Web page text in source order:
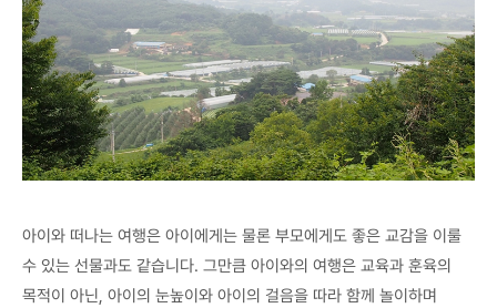
아이와 떠나는 여행은 아이에게는 물론 부모에게도 좋은 교감을 이룰
수 있는 선물과도 같습니다. 그만큼 아이와의 여행은 교육과 훈육의
목적이 아닌, 아이의 눈높이와 아이의 걸음을 따라 함께 놀이하며